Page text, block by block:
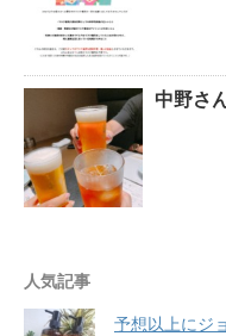
中野さ
人気記事
予想以上にジ